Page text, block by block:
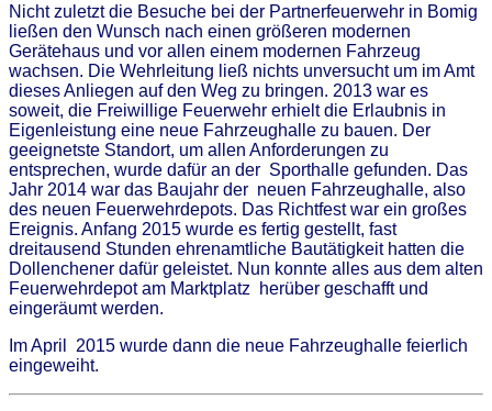
Nicht zuletzt die Besuche bei der Partnerfeuerwehr in Bomig
ließen den Wunsch nach einen größeren modernen
Gerätehaus und vor allen einem modernen Fahrzeug
wachsen. Die Wehrleitung ließ nichts unversucht um im Amt
dieses Anliegen auf den Weg zu bringen. 2013 war es
soweit, die Freiwillige Feuerwehr erhielt die Erlaubnis in
Eigenleistung eine neue Fahrzeughalle zu bauen. Der
geeignetste Standort, um allen Anforderungen zu
entsprechen, wurde dafür an der Sporthalle gefunden. Das
Jahr 2014 war das Baujahr der neuen Fahrzeughalle, also
des neuen Feuerwehrdepots. Das Richtfest war ein großes
Ereignis. Anfang 2015 wurde es fertig gestellt, fast
dreitausend Stunden ehrenamtliche Bautätigkeit hatten die
Dollenchener dafür geleistet. Nun konnte alles aus dem alten
Feuerwehrdepot am Marktplatz herüber geschafft und
eingeräumt werden.
Im April 2015 wurde dann die neue Fahrzeughalle feierlich
eingeweiht.